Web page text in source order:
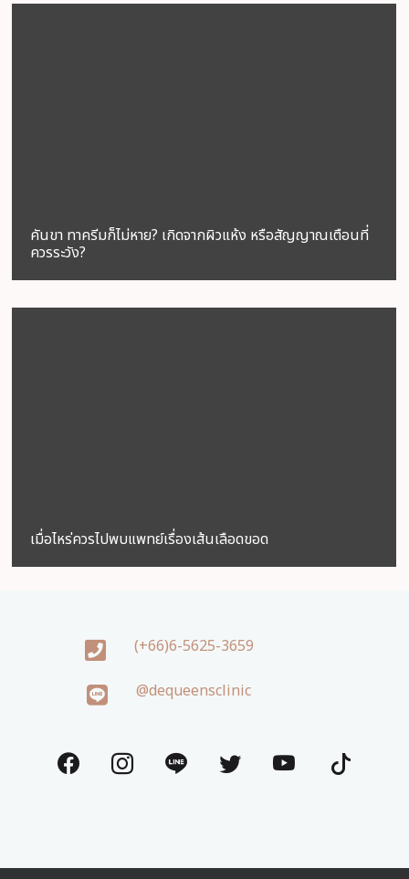
คันขา ทาครีมก็ไม่หาย? เกิดจากผิวแห้ง หรือสัญญาณเตือนที่
ควรระวัง?
เมื่อไหร่ควรไปพบแพทย์เรื่องเส้นเลือดขอด
(+66)6-5625-3659
@dequeensclinic